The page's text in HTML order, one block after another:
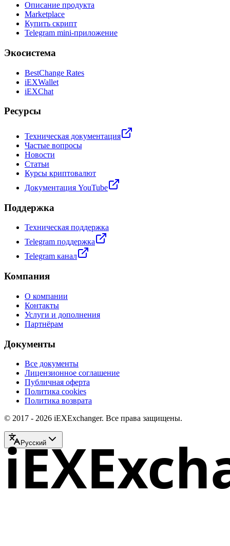
Описание продукта
Marketplace
Купить скрипт
Telegram mini-приложение
Экосистема
BestChange Rates
iEXWallet
iEXChat
Ресурсы
Техническая документация
Частые вопросы
Новости
Статьи
Курсы криптовалют
Документация YouTube
Поддержка
Техническая поддержка
Telegram поддержка
Telegram канал
Компания
О компании
Контакты
Услуги и дополнения
Партнёрам
Документы
Все документы
Лицензионное соглашение
Публичная оферта
Политика cookies
Политика возврата
© 2017 - 2026 iEXExchanger. Все права защищены.
Русский